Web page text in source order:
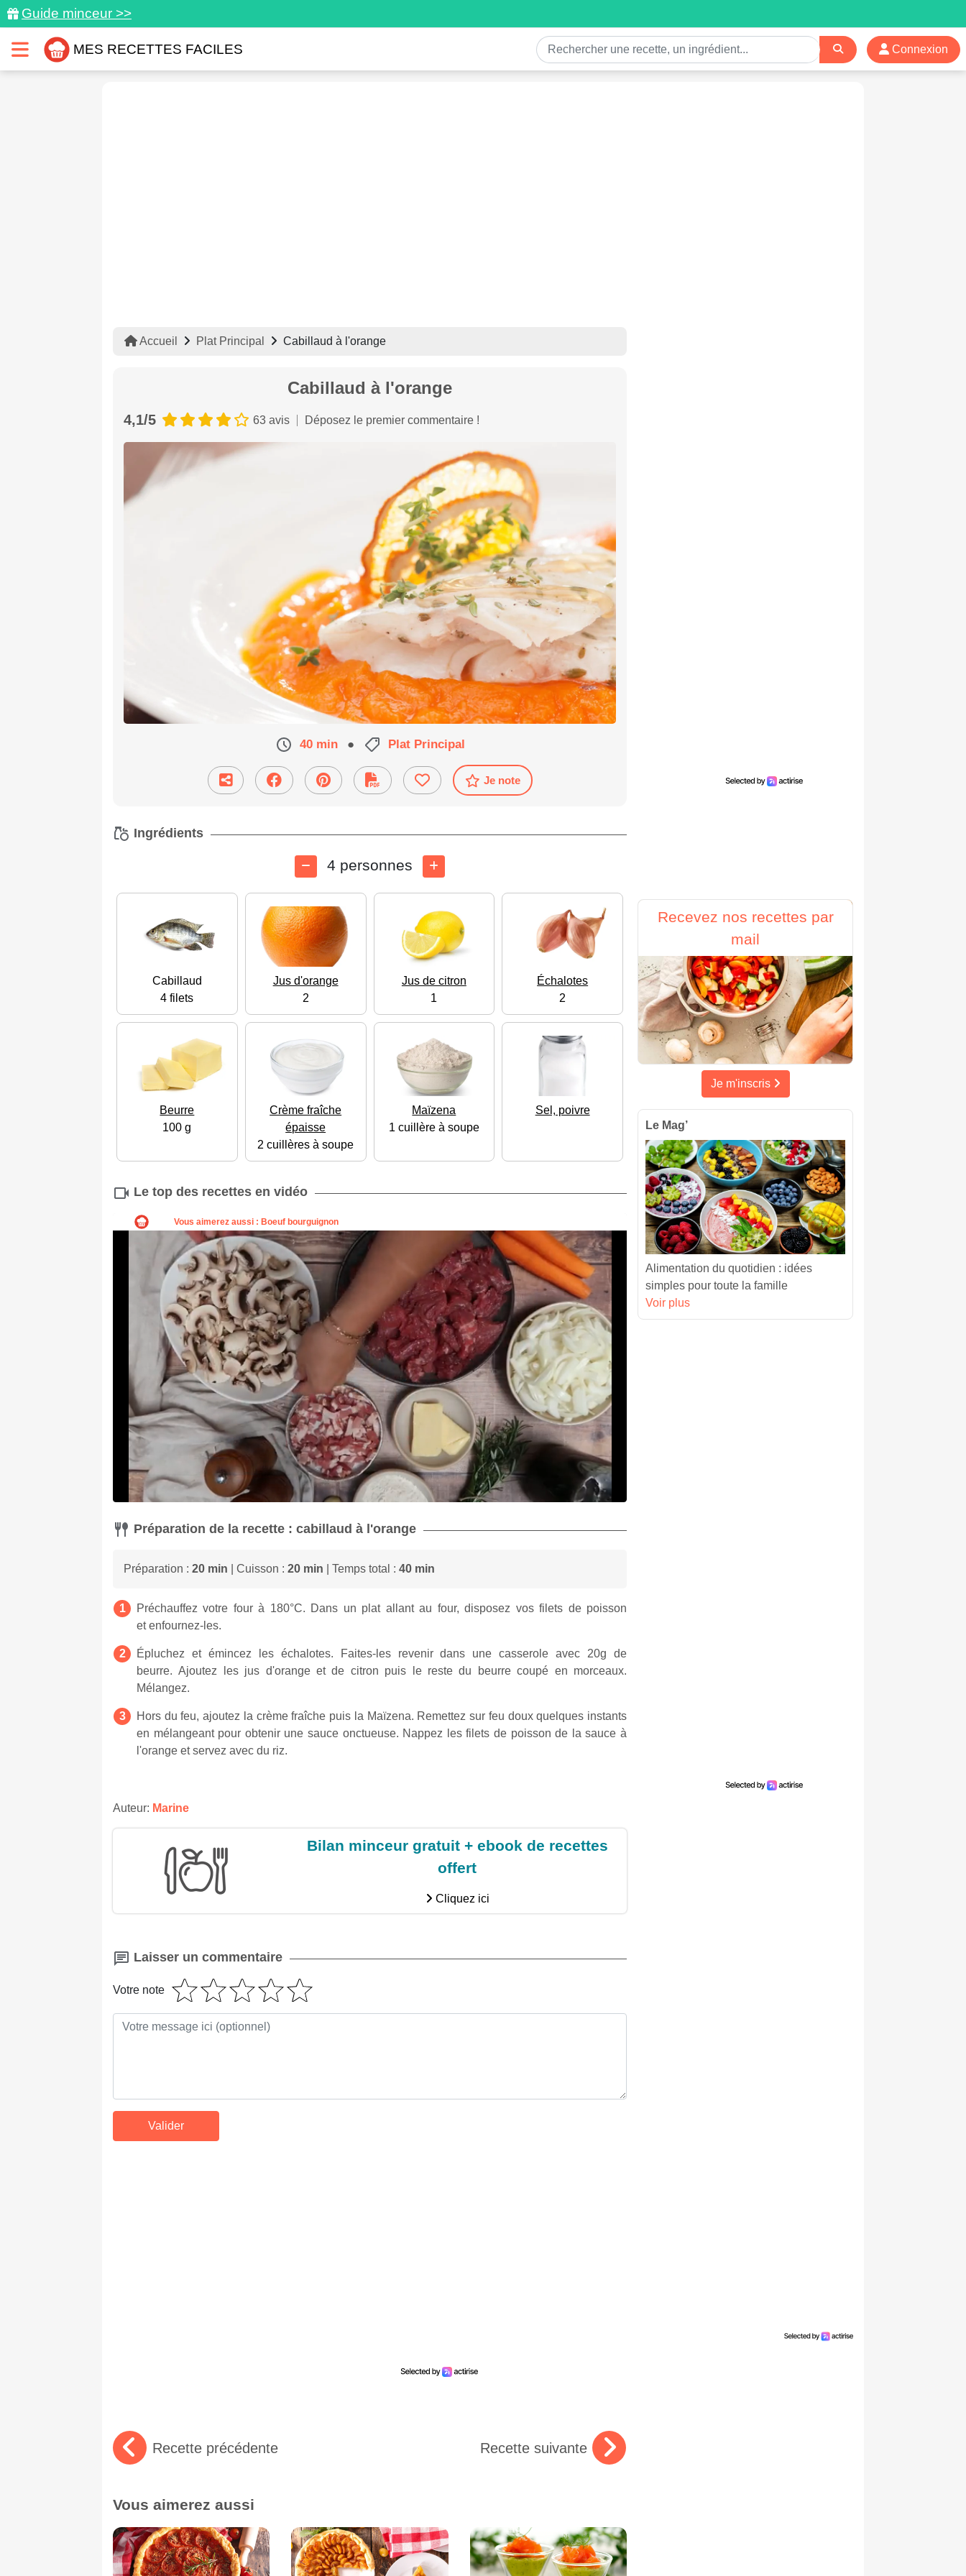
Guide minceur >>
MES RECETTES FACILES Connexion
Accueil Plat Principal Cabillaud à l'orange
Cabillaud à l'orange
4,1/5 63 avis Déposez le premier commentaire !
40 min ● Plat Principal
Je note
Ingrédients
4 personnes
Cabillaud
4 filets
Jus d'orange
2
Jus de citron
1
Échalotes
2
Beurre
100 g
Crème fraîche
épaisse
2 cuillères à soupe
Maïzena
1 cuillère à soupe
Sel, poivre
Le top des recettes en vidéo
Préparation de la recette : cabillaud à l'orange
Préparation : 20 min | Cuisson : 20 min | Temps total : 40 min
Préchauffez votre four à 180°C. Dans un plat allant au four, disposez vos filets de poisson
et enfournez-les.
Épluchez et émincez les échalotes. Faites-les revenir dans une casserole avec 20g de
beurre. Ajoutez les jus d'orange et de citron puis le reste du beurre coupé en morceaux.
Mélangez.
Hors du feu, ajoutez la crème fraîche puis la Maïzena. Remettez sur feu doux quelques instants
en mélangeant pour obtenir une sauce onctueuse. Nappez les filets de poisson de la sauce à
l'orange et servez avec du riz.
Auteur: Marine
Bilan minceur gratuit + ebook de recettes
offert
Cliquez ici
Laisser un commentaire
Votre note
Recette précédente Recette suivante
Vous aimerez aussi
Recevez nos recettes par
mail
Je m'inscris
Le Mag’
Alimentation du quotidien : idées
simples pour toute la famille
Voir plus